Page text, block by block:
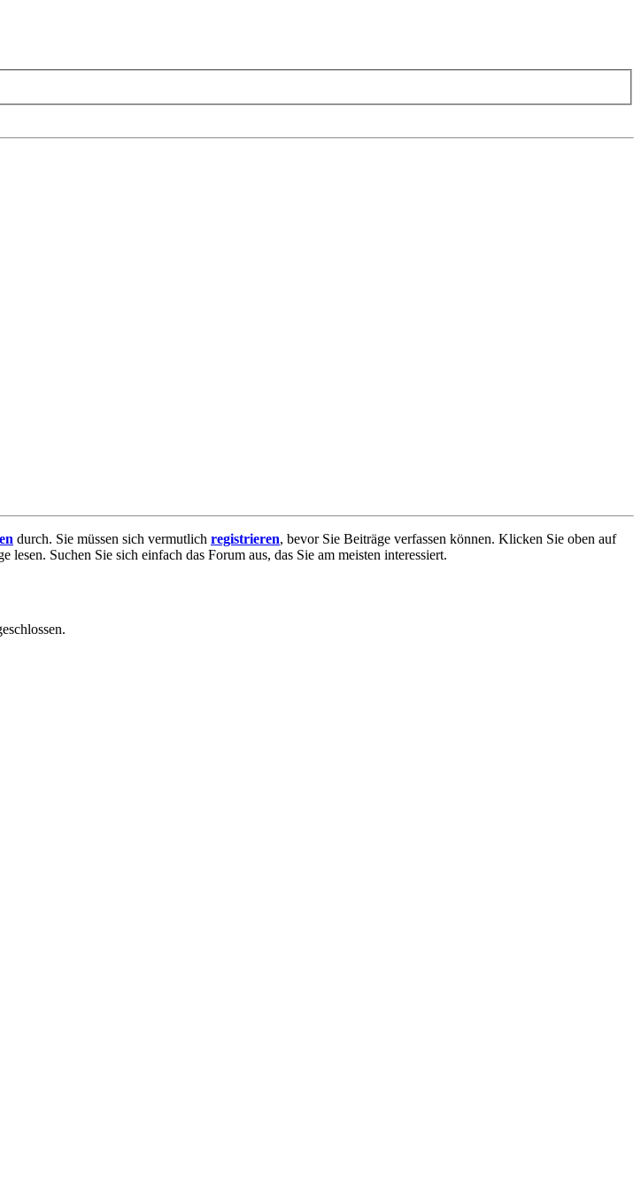
durch. Sie müssen sich vermutlich registrieren, bevor Sie Beiträge verfassen können. Klicken Sie oben auf
Suchen Sie sich einfach das Forum aus, das Sie am meisten interessiert.